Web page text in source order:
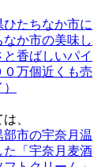
たちなか市に
か市の美味し
香ばしいパイ
万個近くも売
、
部市の宇奈月温
た「宇奈月麦酒